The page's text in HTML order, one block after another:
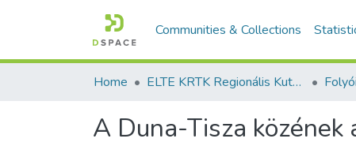
Communities & Collections
Home ELTE KRTK Regionális Kutatások Intézete
A Duna-Tisza